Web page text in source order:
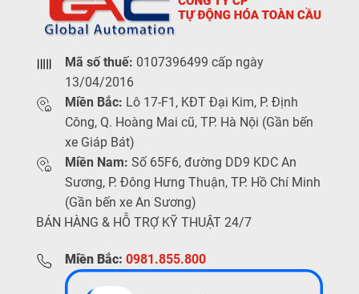
Mã số thuế: 0107396499 cấp ngày
13/04/2016
Miền Bắc: Lô 17-F1, KĐT Đại Kim, P. Định
Công, Q. Hoàng Mai cũ, TP. Hà Nội (Gần bến
xe Giáp Bát)
Miền Nam: Số 65F6, đường DD9 KDC An
Sương, P. Đông Hưng Thuận, TP. Hồ Chí Minh
(Gần bến xe An Sương)
BÁN HÀNG & HỖ TRỢ KỸ THUẬT 24/7
Miền Bắc: 0981.855.800